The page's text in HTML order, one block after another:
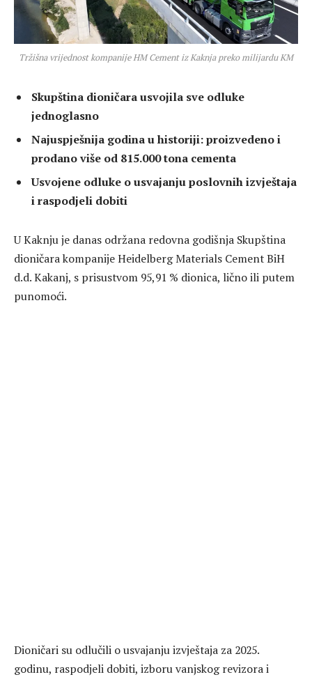
Tržišna vrijednost kompanije HM Cement iz Kaknja preko milijardu KM
Skupština dioničara usvojila sve odluke
jednoglasno
Najuspješnija godina u historiji: proizvedeno i
prodano više od 815.000 tona cementa
Usvojene odluke o usvajanju poslovnih izvještaja
i raspodjeli dobiti
U Kaknju je danas održana redovna godišnja Skupština
dioničara kompanije Heidelberg Materials Cement BiH
d.d. Kakanj, s prisustvom 95,91 % dionica, lično ili putem
punomoći.
Dioničari su odlučili o usvajanju izvještaja za 2025.
godinu, raspodjeli dobiti, izboru vanjskog revizora i